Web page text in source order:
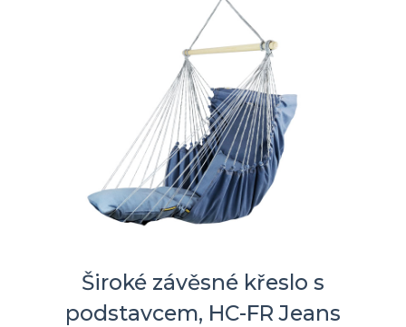
Široké závěsné křeslo s
podstavcem, HC-FR Jeans